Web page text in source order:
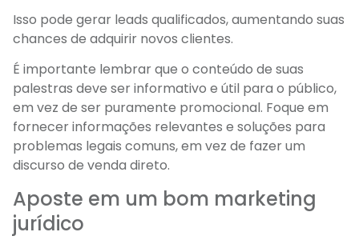
Isso pode gerar leads qualificados, aumentando suas
chances de adquirir novos clientes.
É importante lembrar que o conteúdo de suas
palestras deve ser informativo e útil para o público,
em vez de ser puramente promocional. Foque em
fornecer informações relevantes e soluções para
problemas legais comuns, em vez de fazer um
discurso de venda direto.
Aposte em um bom marketing
jurídico